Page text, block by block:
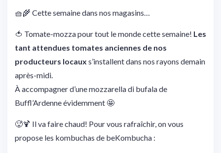
🧺🌾 Cette semaine dans nos magasins…
🍅 Tomate-mozza pour tout le monde cette semaine! Les
tant attendues tomates anciennes de nos
producteurs locaux s’installent dans nos rayons demain
après-midi.
À accompagner d’une mozzarella di bufala de
Buffl’Ardenne évidemment 🤩
🥵🍹 Il va faire chaud! Pour vous rafraîchir, on vous
propose les kombuchas de beKombucha :